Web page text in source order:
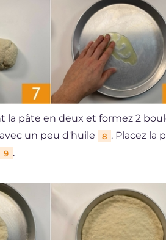
la pâte en deux et formez 2
un peu d'huile
8 . Placez la
9 .